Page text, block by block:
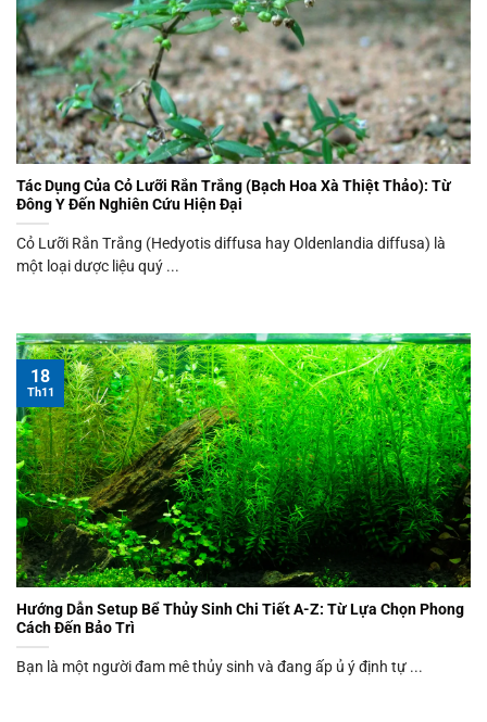
Tác Dụng Của Cỏ Lưỡi Rắn Trắng (Bạch Hoa Xà Thiệt Thảo): Từ
Đông Y Đến Nghiên Cứu Hiện Đại
Cỏ Lưỡi Rắn Trắng (Hedyotis diffusa hay Oldenlandia diffusa) là
một loại dược liệu quý ...
Hướng Dẫn Setup Bể Thủy Sinh Chi Tiết A-Z: Từ Lựa Chọn Phong
Cách Đến Bảo Trì
Bạn là một người đam mê thủy sinh và đang ấp ủ ý định tự ...
18
Th11